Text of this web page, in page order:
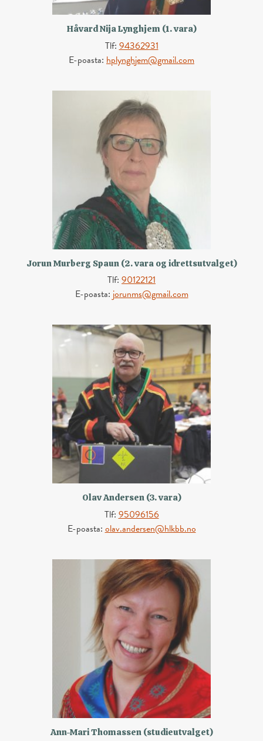
Håvard Nija Lynghjem (1. vara)
Tlf: 94362931
E-poasta: hplynghjem@gmail.com
Jorun Murberg Spaun (2. vara og idrettsutvalget)
Tlf: 90122121
E-poasta: jorunms@gmail.com
Olav Andersen (3. vara)
Tlf: 95096156
E-poasta: olav.andersen@hlkbb.no
Ann-Mari Thomassen (studieutvalget)